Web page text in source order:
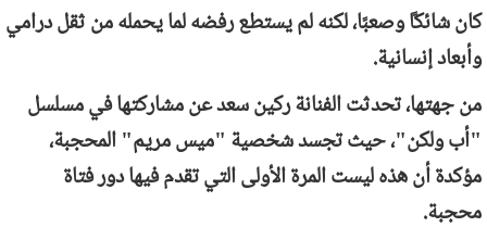
كان شائكًا وصعبًا، لكنه لم يستطع رفضه لما يحمله من ثقل درامي
وأبعاد إنسانية.
من جهتها، تحدثت الفنانة ركين سعد عن مشاركتها في مسلسل
"أب ولكن"، حيث تجسد شخصية "ميس مريم" المحجبة،
مؤكدة أن هذه ليست المرة الأولى التي تقدم فيها دور فتاة
محجبة.